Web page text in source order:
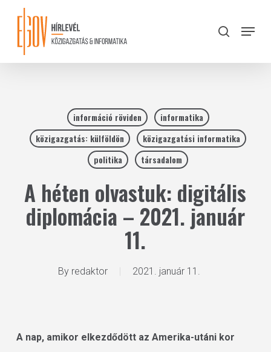
content
search
Menu
információ röviden
informatika
közigazgatás: külföldön
közigazgatási informatika
politika
társadalom
A héten olvastuk: digitális
diplomácia – 2021. január
11.
By redaktor 2021. január 11.
A nap, amikor elkezdődött az Amerika-utáni kor
Close